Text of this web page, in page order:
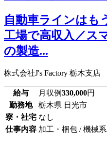
自動車ラインはも
工場で高収入／ス
の製造...
株式会社J's Factory 栃木支店
給与 月収例330,000円
勤務地
栃木県 日光市
寮・社宅 なし
仕事内容 加工・梱包 / 機械